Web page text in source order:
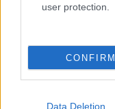
user protection.
CONFIRM
Data Deletion